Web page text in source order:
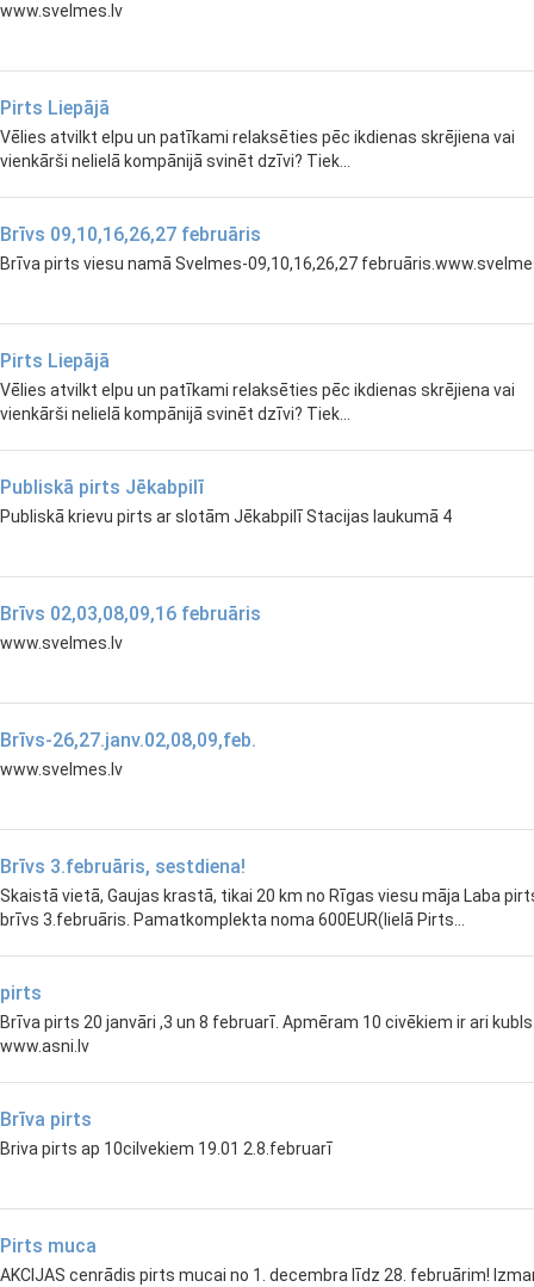
www.svelmes.lv
Pirts Liepājā
Vēlies atvilkt elpu un patīkami relaksēties pēc ikdienas skrējiena vai
vienkārši nelielā kompānijā svinēt dzīvi? Tiek...
Brīvs 09,10,16,26,27 februāris
Brīva pirts viesu namā Svelmes-09,10,16,26,27
Pirts Liepājā
Vēlies atvilkt elpu un patīkami relaksēties pēc ikdienas skrējiena vai
vienkārši nelielā kompānijā svinēt dzīvi? Tiek...
Publiskā pirts Jēkabpilī
Publiskā krievu pirts ar slotām Jēkabpilī Stacijas laukumā 4
Brīvs 02,03,08,09,16 februāris
www.svelmes.lv
Brīvs-26,27.janv.02,08,09,feb.
www.svelmes.lv
Brīvs 3.februāris, sestdiena!
Skaistā vietā, Gaujas krastā, tikai 20 km no Rīgas viesu māja Laba
brīvs 3.februāris. Pamatkomplekta noma 600EUR(lielā Pirts...
pirts
Brīva pirts 20 janvāri ,3 un 8 februarī. Apmēram 10 civēkiem ir ari kubls
www.asni.lv
Brīva pirts
Briva pirts ap 10cilvekiem 19.01 2.8.februarī
Pirts muca
AKCIJAS cenrādis pirts mucai no 1. decembra līdz 28. februārim!